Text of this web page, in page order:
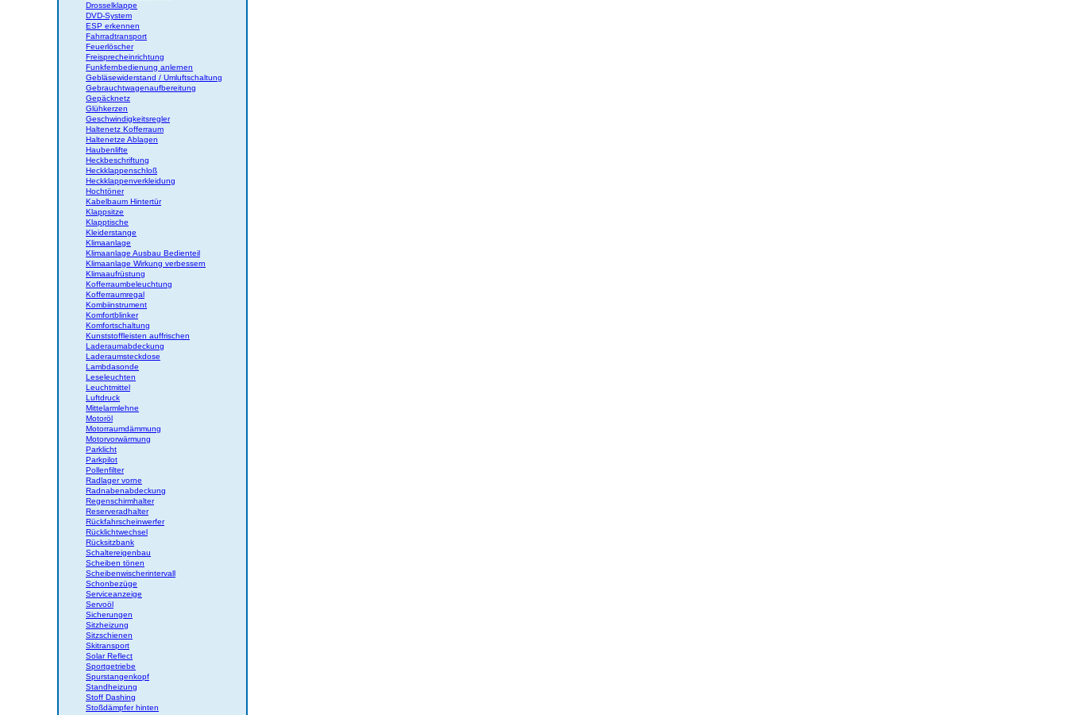
Drosselklappe
DVD-System
ESP erkennen
Fahrradtransport
Feuerlöscher
Freisprecheinrichtung
Funkfernbedienung anlernen
Gebläsewiderstand / Umluftschaltung
Gebrauchtwagenaufbereitung
Gepäcknetz
Glühkerzen
Geschwindigkeitsregler
Haltenetz Kofferraum
Haltenetze Ablagen
Haubenlifte
Heckbeschriftung
Heckklappenschloß
Heckklappenverkleidung
Hochtöner
Kabelbaum Hintertür
Klappsitze
Klapptische
Kleiderstange
Klimaanlage
Klimaanlage Ausbau Bedienteil
Klimaanlage Wirkung verbessern
Klimaaufrüstung
Kofferraumbeleuchtung
Kofferraumregal
Kombiinstrument
Komfortblinker
Komfortschaltung
Kunststoffleisten auffrischen
Laderaumabdeckung
Laderaumsteckdose
Lambdasonde
Leseleuchten
Leuchtmittel
Luftdruck
Mittelarmlehne
Motoröl
Motorraumdämmung
Motorvorwärmung
Parklicht
Parkpilot
Pollenfilter
Radlager vorne
Radnabenabdeckung
Regenschirmhalter
Reserveradhalter
Rückfahrscheinwerfer
Rücklichtwechsel
Rücksitzbank
Schaltereigenbau
Scheiben tönen
Scheibenwischerintervall
Schonbezüge
Serviceanzeige
Servoöl
Sicherungen
Sitzheizung
Sitzschienen
Skitransport
Solar Reflect
Sportgetriebe
Spurstangenkopf
Standheizung
Stoff Dashing
Stoßdämpfer hinten